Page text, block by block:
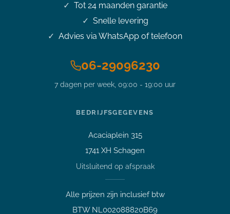
Tot 24 maanden garantie
Snelle levering
Advies via WhatsApp of telefoon
06-29096230
7 dagen per week, 09:00 - 19:00 uur
BEDRIJFSGEGEVENS
Acaciaplein 315
1741 XH Schagen
Uitsluitend op afspraak
Alle prijzen zijn inclusief btw
BTW NL002088820B69
Stel je vraag over dit
7500T 3.3GHz 16GB DDR4
Welk apparaat past bij mij?
Afspraak maken
Afhalen of bezichtigen
Verzending, status of afhalen